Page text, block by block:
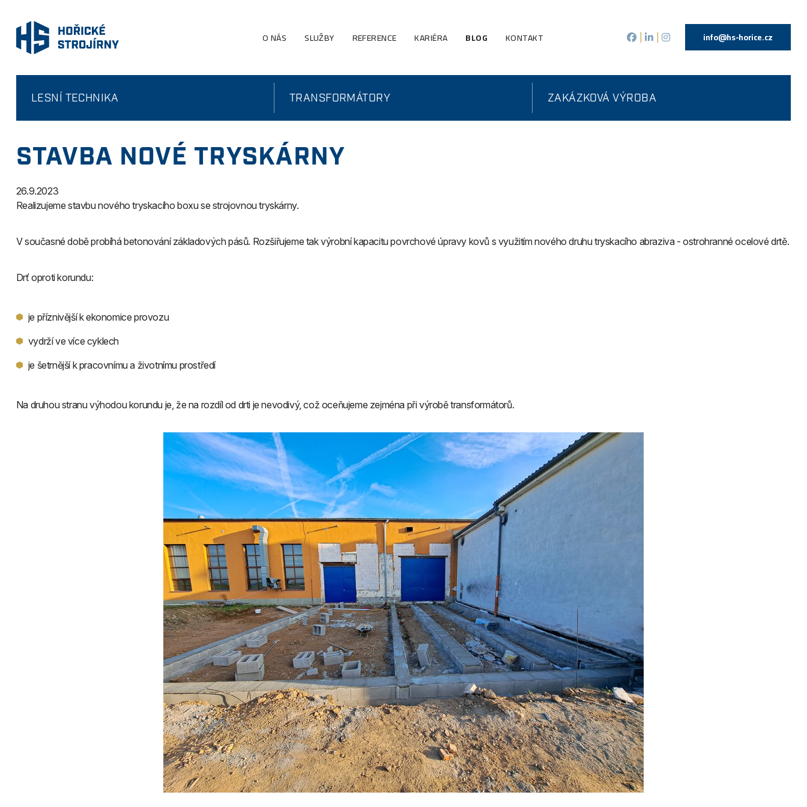
O NÁS SLUŽBY REFERENCE KARIÉRA BLOG KONTAKT info@hs-horice.cz
LESNÍ TECHNIKA TRANSFORMÁTORY ZAKÁZKOVÁ VÝROBA
STAVBA NOVÉ TRYSKÁRNY
26.9.2023
Realizujeme stavbu nového tryskacího boxu se strojovnou tryskárny.
V současné době probíhá betonování základových pásů. Rozšiřujeme tak výrobní kapacitu povrchové úpravy kovů s využitím nového druhu tryskacího abraziva - ostrohranné ocelové drtě.
Drť oproti korundu:
je příznivější k ekonomice provozu
vydrží ve více cyklech
je šetrnější k pracovnímu a životnímu prostředí
Na druhou stranu výhodou korundu je, že na rozdíl od drti je nevodivý, což oceňujeme zejména při výrobě transformátorů.